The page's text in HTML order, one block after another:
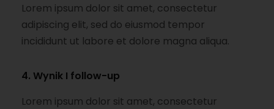
Lorem ipsum dolor sit amet, consectetur
adipiscing elit, sed do eiusmod tempor
incididunt ut labore et dolore magna aliqua.
4. Wynik I follow-up
Lorem ipsum dolor sit amet, consectetur